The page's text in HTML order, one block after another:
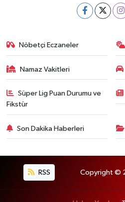
Nöbetçi Eczaneler
Namaz Vakitleri
Süper Lig Puan Durumu ve
Fikstür
Son Dakika Haberleri
RSS Copyright ©